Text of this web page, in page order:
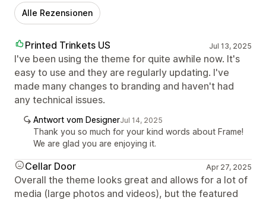
Alle Rezensionen
Printed Trinkets US Jul 13, 2025
I've been using the theme for quite awhile now. It's
easy to use and they are regularly updating. I've
made many changes to branding and haven't had
any technical issues.
Antwort vom DesignerJul 14, 2025
Thank you so much for your kind words about Frame!
We are glad you are enjoying it.
Cellar Door Apr 27, 2025
Overall the theme looks great and allows for a lot of
media (large photos and videos), but the featured